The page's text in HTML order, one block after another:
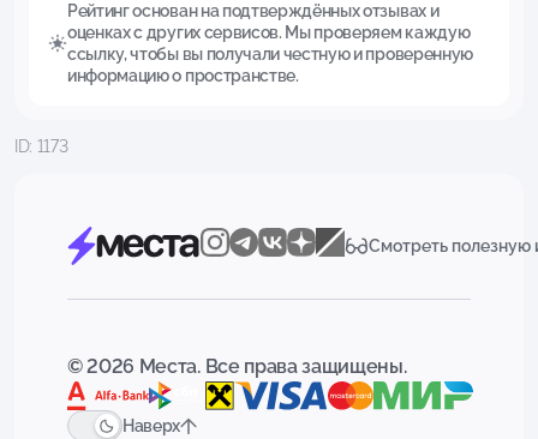
Рейтинг основан на подтверждённых отзывах и
оценках с других сервисов. Мы проверяем каждую
ссылку, чтобы вы получали честную и проверенную
информацию о пространстве.
ID: 1173
Смотреть
© 2026 Места. Все права защищены.
Наверх